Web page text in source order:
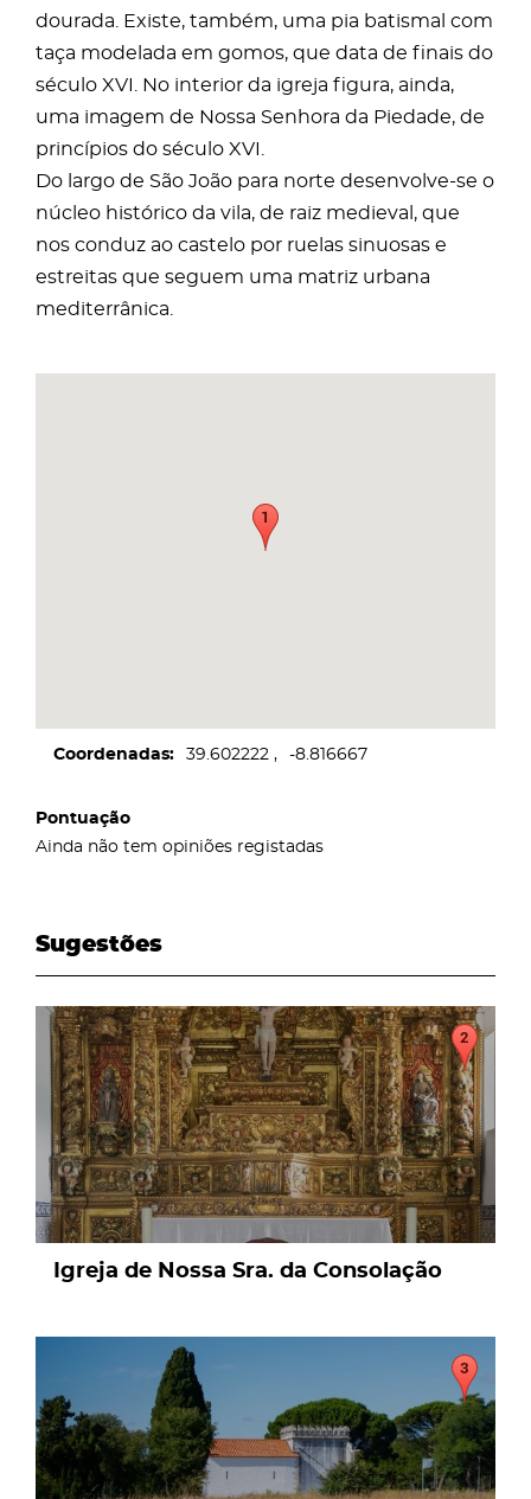
dourada. Existe, também, uma pia batismal com
taça modelada em gomos, que data de finais do
século XVI. No interior da igreja figura, ainda,
uma imagem de Nossa Senhora da Piedade, de
princípios do século XVI.
Do largo de São João para norte desenvolve-se o
núcleo histórico da vila, de raiz medieval, que
nos conduz ao castelo por ruelas sinuosas e
estreitas que seguem uma matriz urbana
mediterrânica.
Coordenadas 39.602222 -8.816667
Pontuação
Ainda não tem opiniões registadas
Sugestões
page
Igreja de Nossa Sra. da Consolação